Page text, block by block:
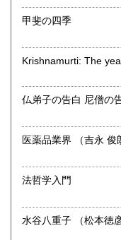
甲斐の四季
Krishnamurti: The
仏弟子の告白 尼僧の
医薬品業界 （吉永
法哲学入門
水谷八重子 （松本